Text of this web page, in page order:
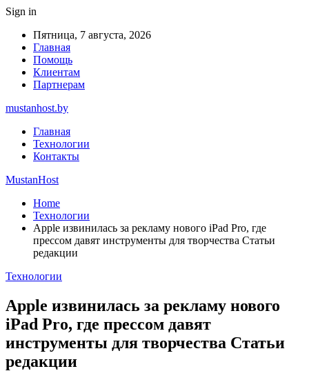
Sign in
Пятница, 7 августа, 2026
Главная
Помощь
Клиентам
Партнерам
mustanhost.by
Главная
Технологии
Контакты
MustanHost
Home
Технологии
Apple извинилась за рекламу нового iPad Pro, где
прессом давят инструменты для творчества Статьи
редакции
Технологии
Apple извинилась за рекламу нового
iPad Pro, где прессом давят
инструменты для творчества Статьи
редакции